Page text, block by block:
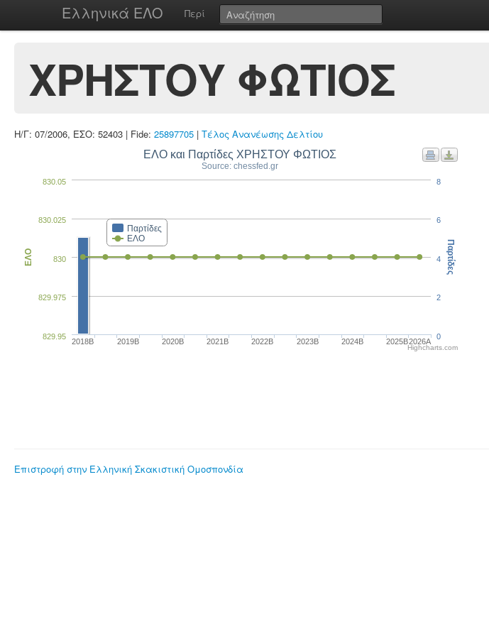
Ελληνικά ΕΛΟ Περί
ΧΡΗΣΤΟΥ ΦΩΤΙΟΣ
Η/Γ: 07/2006, ΕΣΟ: 52403 | Fide: 25897705 | Τέλος Ανανέωσης Δελτίου
ΕΛΟ και Παρτίδες ΧΡΗΣΤΟΥ ΦΩΤΙΟΣ
Source: chessfed.gr
Παρτίδες
ΕΛΟ
2018B 2019B 2020B 2021B 2022B 2023B 2024B 2025B2026A
829.95
829.975
830
830.025
830.05
ΕΛΟ
0
2
4
6
8
Παρτίδες
Highcharts.com
Επιστροφή στην Ελληνική Σκακιστική Ομοσπονδία